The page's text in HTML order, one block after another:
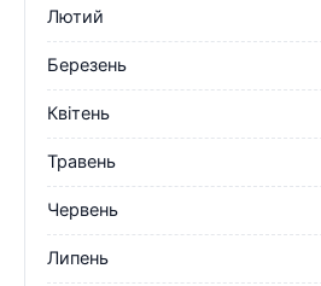
Лютий
Березень
Квітень
Травень
Червень
Липень